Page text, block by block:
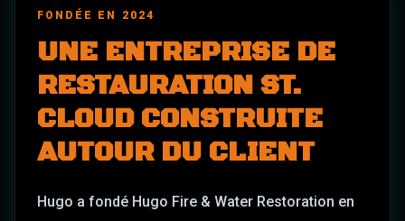
FONDÉE EN 2024
UNE ENTREPRISE DE
RESTAURATION ST.
CLOUD CONSTRUITE
AUTOUR DU CLIENT
Hugo a fondé Hugo Fire & Water Restoration en